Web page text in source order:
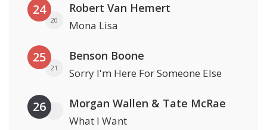
24
20
Robert Van Hemert
Mona Lisa
25
21
Benson Boone
Sorry I'm Here For Someone Else
26 Morgan Wallen & Tate McRae
What I Want